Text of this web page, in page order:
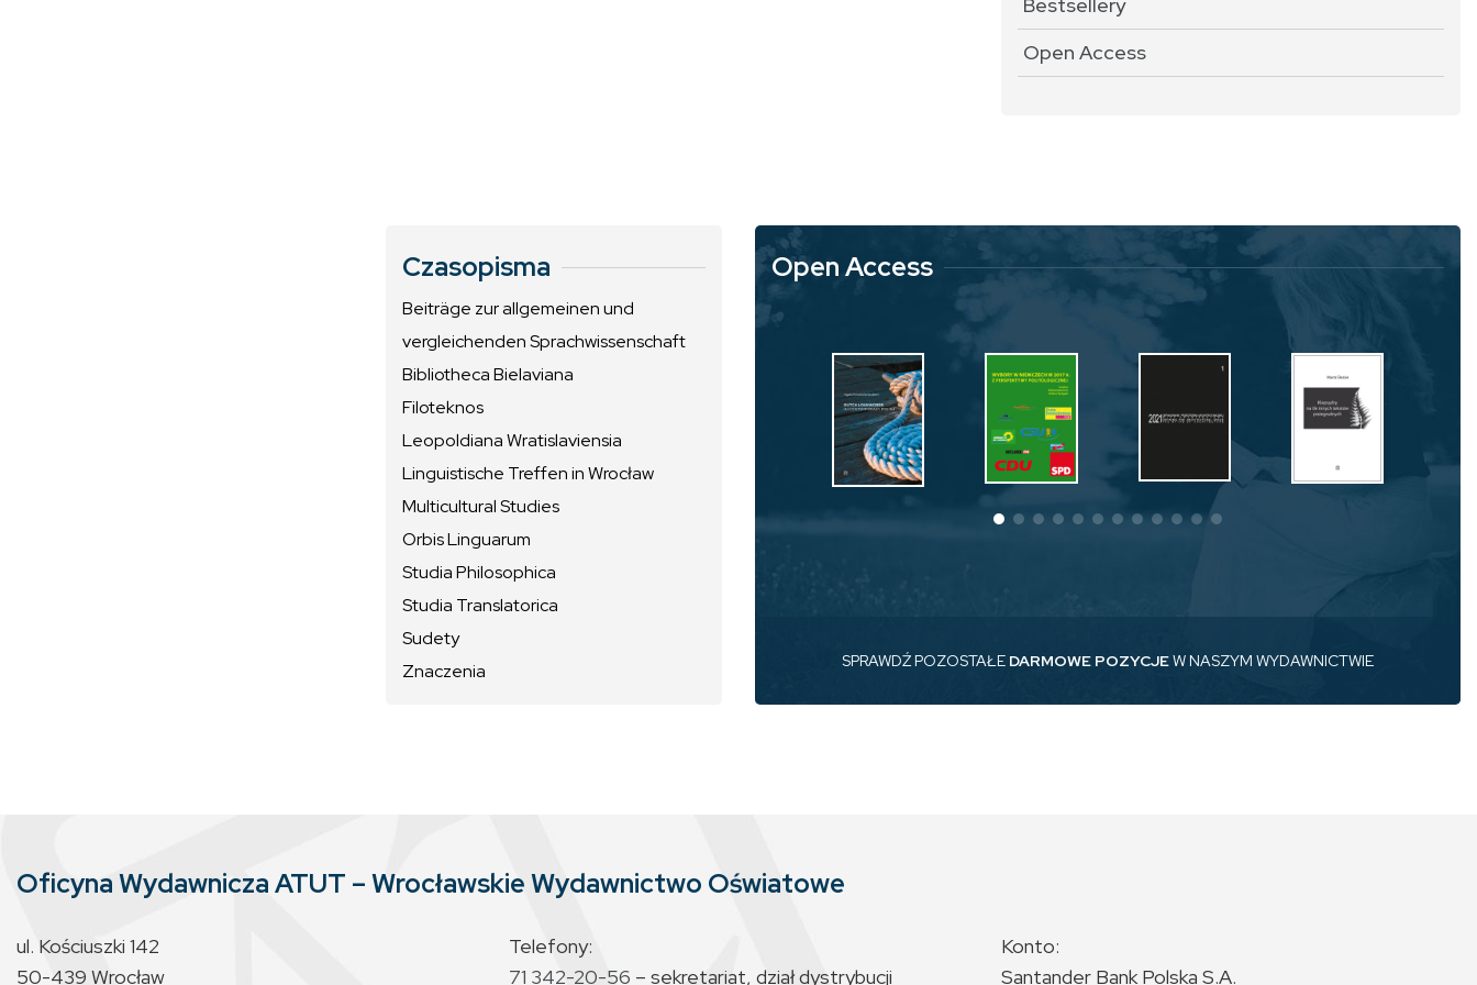
Open Access
Czasopisma
Beiträge zur allgemeinen und
vergleichenden Sprachwissenschaft
Bibliotheca Bielaviana
Filoteknos
Leopoldiana Wratislaviensia
Linguistische Treffen in Wrocław
Multicultural Studies
Orbis Linguarum
Studia Philosophica
Studia Translatorica
Sudety
Znaczenia
Open Access
SPRAWDŹ POZOSTAŁE DARMOWE POZYCJEW NASZYM WYDAWNICTWIE
Oficyna Wydawnicza ATUT – Wrocławskie Wydawnictwo Oświatowe
ul. Kościuszki 142
50-439 Wrocław
Telefony:
71 342-20-56 – sekretariat, dział dystrybucji
Konto:
Santander Bank Polska S.A.